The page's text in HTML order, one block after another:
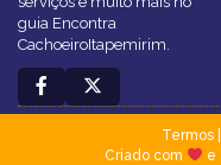
guia Encontra
CachoeiroItapemirim.
Termos|
Criado com
e